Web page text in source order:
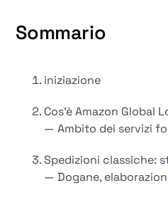
Sommario
iniziazione
Cos'è Amazon Global
— Ambito dei servizi
Spedizioni classiche:
— Dogane,